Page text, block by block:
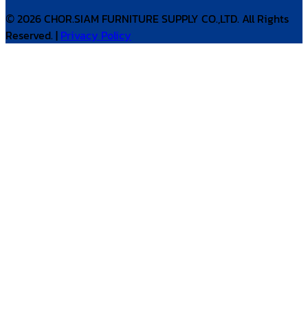
© 2026 CHOR.SIAM FURNITURE SUPPLY CO.,LTD. All Rights
Reserved. | Privacy Policy